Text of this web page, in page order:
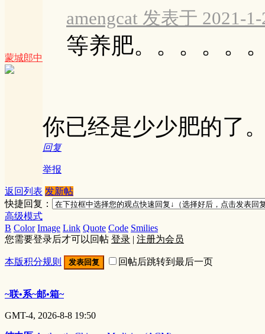
蒙城郎中
amengcat 发表于 2021-
等养肥。。。。。
你已经是少少肥的了
回复
举报
返回列表 发新帖
快捷回复：
高级模式
B Color Image Link Quote Code Smilies
您需要登录后才可以回帖 登录 | 注册为会员
本版积分规则 发表回复 回帖后跳转到最后一页
~联•系~邮•箱~
GMT-4, 2026-8-8 19:50